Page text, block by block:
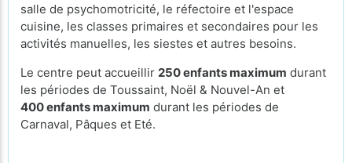
salle de psychomotricité, le réfectoire et l'espace
cuisine, les classes primaires et secondaires pour les
activités manuelles, les siestes et autres besoins.
Le centre peut accueillir 250 enfants maximum durant
les périodes de Toussaint, Noël & Nouvel-An et
400 enfants maximum durant les périodes de
Carnaval, Pâques et Eté.